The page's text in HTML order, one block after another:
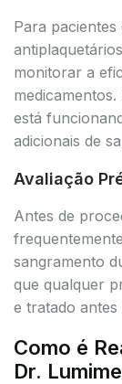
Para
monitorar a
está
adicionais de
Avaliação
Antes de
sangramento
que qualquer
e tratado
Como é
Dr.